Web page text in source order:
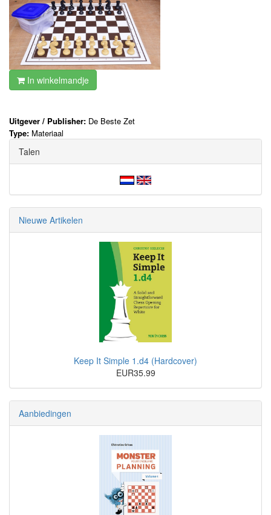
In winkelmandje
Uitgever / Publisher: De Beste Zet
Type: Materiaal
Talen
Nieuwe Artikelen
Keep It Simple 1.d4 (Hardcover)
EUR35.99
Aanbiedingen